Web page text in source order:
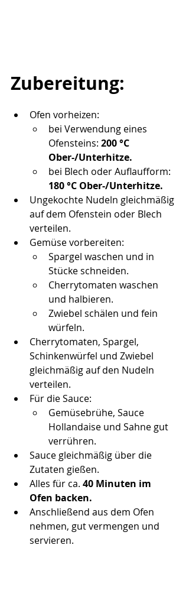
Zubereitung:
Ofen vorheizen:
bei Verwendung eines
Ofensteins: 200 °C
Ober-/Unterhitze.
bei Blech oder Auflaufform:
180 °C Ober-/Unterhitze.
Ungekochte Nudeln gleichmäßig
auf dem Ofenstein oder Blech
verteilen.
Gemüse vorbereiten:
Spargel waschen und in
Stücke schneiden.
Cherrytomaten waschen
und halbieren.
Zwiebel schälen und fein
würfeln.
Cherrytomaten, Spargel,
Schinkenwürfel und Zwiebel
gleichmäßig auf den Nudeln
verteilen.
Für die Sauce:
Gemüsebrühe, Sauce
Hollandaise und Sahne gut
verrühren.
Sauce gleichmäßig über die
Zutaten gießen.
Alles für ca. 40 Minuten im
Ofen backen.
Anschließend aus dem Ofen
nehmen, gut vermengen und
servieren.